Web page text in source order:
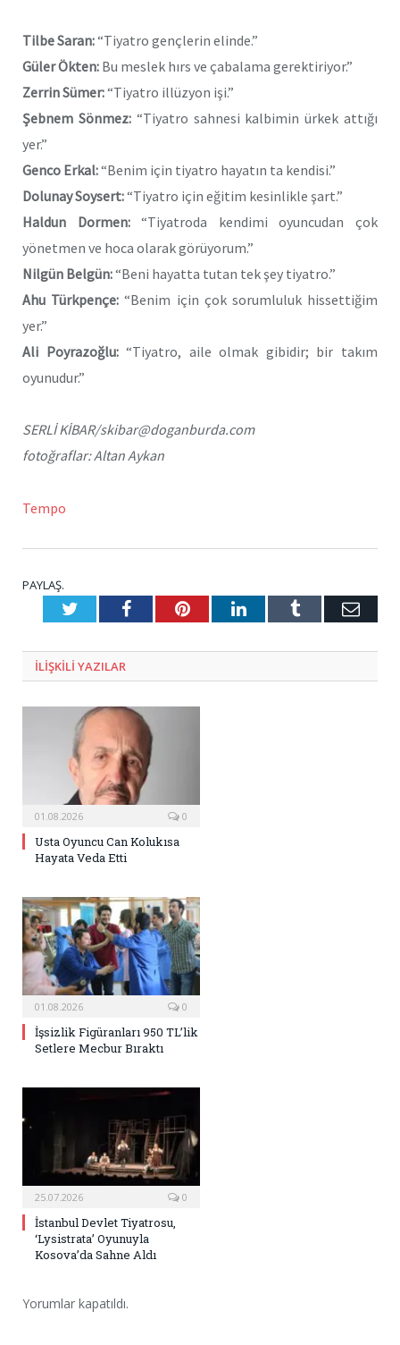
Tilbe Saran:“Tiyatro gençlerin elinde.”
Güler Ökten: Bu meslek hırs ve çabalama gerektiriyor.”
Zerrin Sümer:“Tiyatro illüzyon işi.”
Şebnem Sönmez:“Tiyatro sahnesi kalbimin ürkek attığı
yer.”
Genco Erkal:“Benim için tiyatro hayatın ta kendisi.”
Dolunay Soysert:“Tiyatro için eğitim kesinlikle şart.”
Haldun Dormen:“Tiyatroda kendimi oyuncudan çok
yönetmen ve hoca olarak görüyorum.”
Nilgün Belgün:“Beni hayatta tutan tek şey tiyatro.”
Ahu Türkpençe: “Benim için çok sorumluluk hissettiğim
yer.”
Ali Poyrazoğlu:“Tiyatro, aile olmak gibidir; bir takım
oyunudur.”
SERLİ KİBAR/skibar@doganburda.com
fotoğraflar: Altan Aykan
Tempo
PAYLAŞ.
TwitterFacebookPinterestLinkedInTumblr E-
ILIŞKILI YAZILAR
01.08.2026 0
Usta Oyuncu Can Kolukısa
Hayata Veda Etti
01.08.2026 0
İşsizlik Figüranları 950 TL’lik
Setlere Mecbur Bıraktı
25.07.2026 0
İstanbul Devlet Tiyatrosu,
‘Lysistrata’ Oyunuyla
Kosova’da Sahne Aldı
Yorumlar kapatıldı.